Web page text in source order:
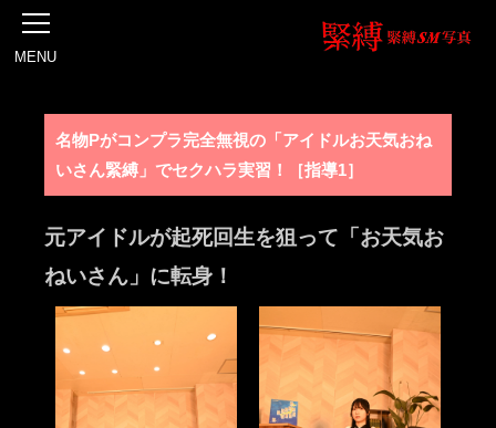
MENU
名物Pがコンプラ完全無視の「アイドルお天気おね
いさん緊縛」でセクハラ実習！［指導1］
元アイドルが起死回生を狙って「お天気お
ねいさん」に転身！